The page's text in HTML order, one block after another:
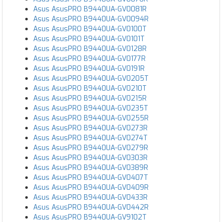
Asus AsusPRO B9440UA-GV0081R
Asus AsusPRO B9440UA-GV0094R
Asus AsusPRO B9440UA-GV0100T
Asus AsusPRO B9440UA-GV0101T
Asus AsusPRO B9440UA-GV0128R
Asus AsusPRO B9440UA-GV0177R
Asus AsusPRO B9440UA-GV0191R
Asus AsusPRO B9440UA-GV0205T
Asus AsusPRO B9440UA-GV0210T
Asus AsusPRO B9440UA-GV0215R
Asus AsusPRO B9440UA-GV0235T
Asus AsusPRO B9440UA-GV0255R
Asus AsusPRO B9440UA-GV0273R
Asus AsusPRO B9440UA-GV0274T
Asus AsusPRO B9440UA-GV0279R
Asus AsusPRO B9440UA-GV0303R
Asus AsusPRO B9440UA-GV0389R
Asus AsusPRO B9440UA-GV0407T
Asus AsusPRO B9440UA-GV0409R
Asus AsusPRO B9440UA-GV0433R
Asus AsusPRO B9440UA-GV0442R
Asus AsusPRO B9440UA-GV9102T